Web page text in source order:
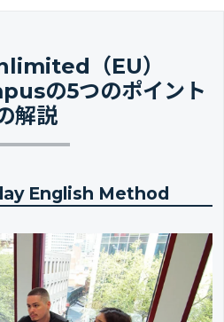
（EU）
の5つのポイント
解説
English Method